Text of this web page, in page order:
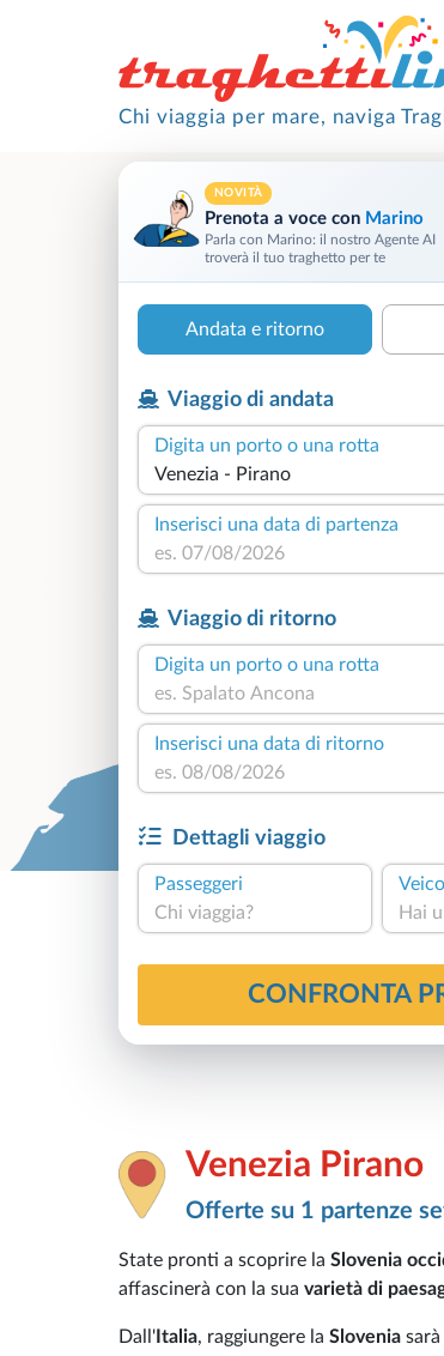
Chi viaggia per mare, naviga
NOVITÀ
Prenota a voce con Marino
Parla con Marino: il nostro Agente AI
troverà il tuo traghetto per te
Andata e ritorno
Viaggio di andata
Digita un porto o una rotta
Inserisci una data di partenza
Viaggio di ritorno
Digita un porto o una rotta
Inserisci una data di ritorno
Dettagli viaggio
Passeggeri
Chi viaggia?
Hai
CONFRONTA
Venezia Pirano
Offerte su 1 partenze
State pronti a scoprire la Slovenia
affascinerà con la sua varietà di
Dall' Italia, raggiungere la Slovenia